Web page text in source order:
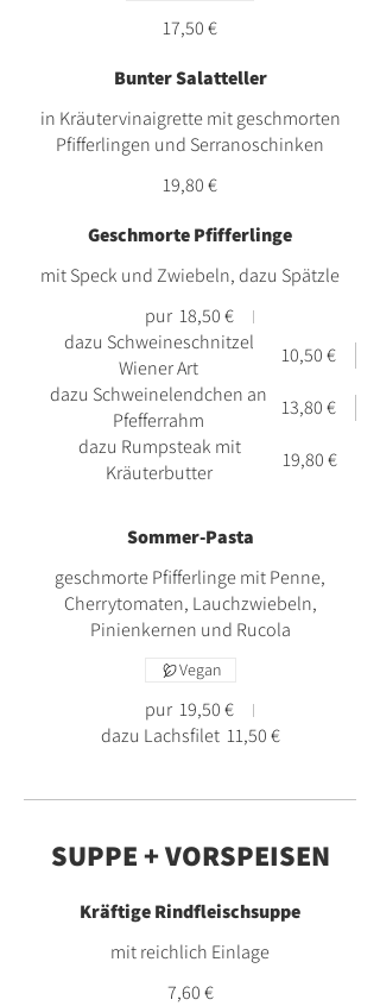
17,50 €
Bunter Salatteller
in Kräutervinaigrette mit geschmorten
Pfifferlingen und Serranoschinken
19,80 €
Geschmorte Pfifferlinge
mit Speck und Zwiebeln, dazu Spätzle
pur 18,50 €
dazu Schweineschnitzel
Wiener Art
10,50 €
dazu Schweinelendchen an
Pfefferrahm
13,80 €
dazu Rumpsteak mit
Kräuterbutter
19,80 €
Sommer-Pasta
geschmorte Pfifferlinge mit Penne,
Cherrytomaten, Lauchzwiebeln,
Pinienkernen und Rucola
pur 19,50 €
dazu Lachsfilet 11,50 €
Vegan
SUPPE + VORSPEISEN
Kräftige Rindfleischsuppe
mit reichlich Einlage
7,60 €